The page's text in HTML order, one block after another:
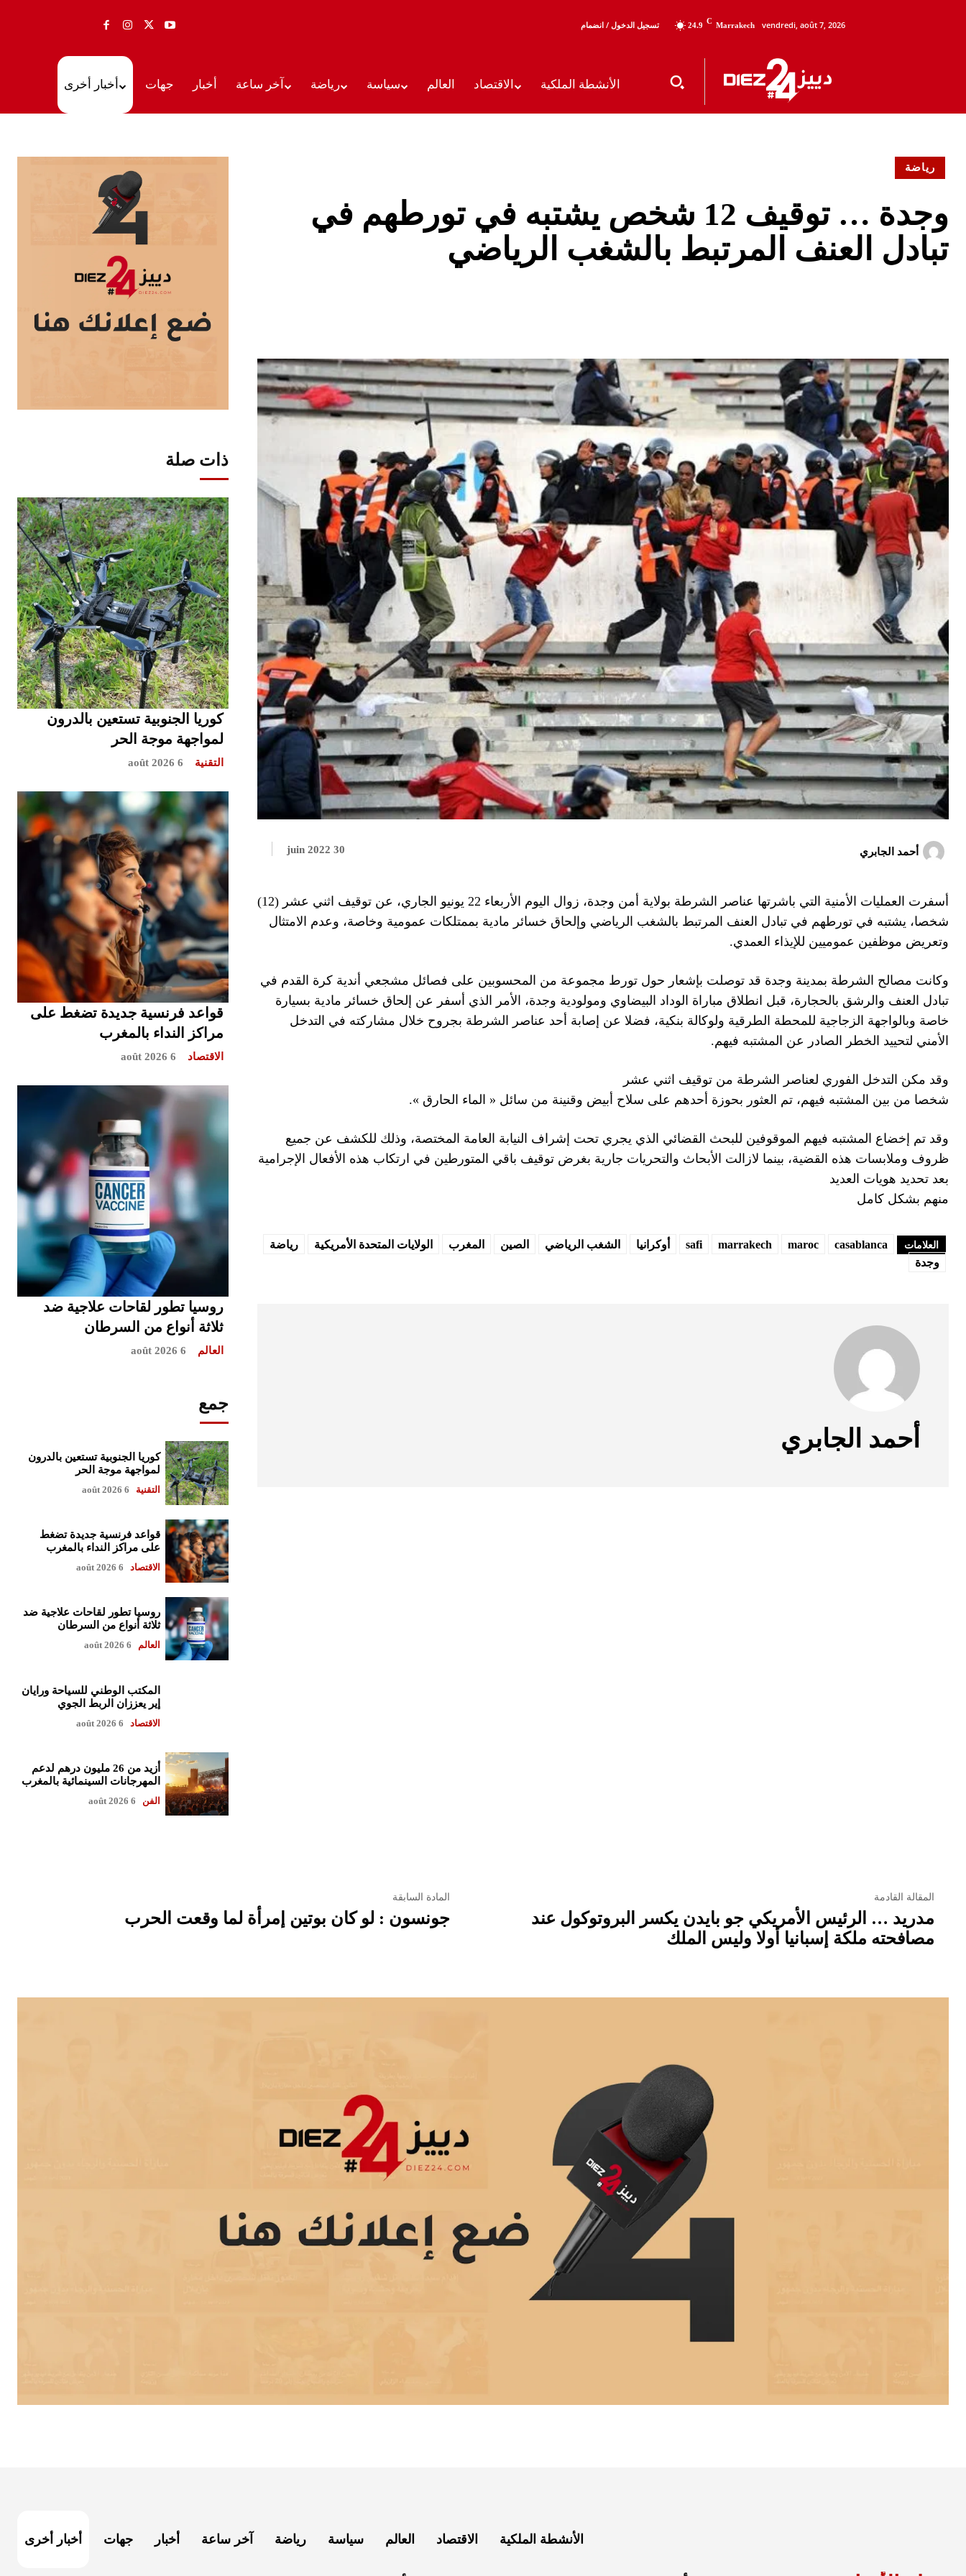
تسجيل الدخول / انضمام 24.9 C Marrakech vendredi, août 7, 2026
أخبار أخرى جهات أخبار آخر ساعة رياضة سياسة العالم الاقتصاد الأنشطة الملكية
ذات صلة
كوريا الجنوبية تستعين بالدرون
لمواجهة موجة الحر
التقنية 6 août 2026
قواعد فرنسية جديدة تضغط على
مراكز النداء بالمغرب
الاقتصاد 6 août 2026
روسيا تطور لقاحات علاجية ضد
ثلاثة أنواع من السرطان
العالم 6 août 2026
جمع
كوريا الجنوبية تستعين بالدرون
لمواجهة موجة الحر
التقنية 6 août 2026
قواعد فرنسية جديدة تضغط
على مراكز النداء بالمغرب
الاقتصاد 6 août 2026
روسيا تطور لقاحات علاجية ضد
ثلاثة أنواع من السرطان
العالم 6 août 2026
المكتب الوطني للسياحة ورايان
إير يعززان الربط الجوي
الاقتصاد 6 août 2026
أزيد من 26 مليون درهم لدعم
المهرجانات السينمائية بالمغرب
الفن 6 août 2026
رياضة
وجدة … توقيف 12 شخص يشتبه في تورطهم في
تبادل العنف المرتبط بالشغب الرياضي
30 juin 2022 أحمد الجابري
أسفرت العمليات الأمنية التي باشرتها عناصر الشرطة بولاية أمن وجدة، زوال اليوم الأربعاء 22 يونيو الجاري، عن توقيف اثني عشر (12)
شخصا، يشتبه في تورطهم في تبادل العنف المرتبط بالشغب الرياضي وإلحاق خسائر مادية بممتلكات عمومية وخاصة، وعدم الامتثال
وتعريض موظفين عموميين للإيذاء العمدي.
وكانت مصالح الشرطة بمدينة وجدة قد توصلت بإشعار حول تورط مجموعة من المحسوبين على فصائل مشجعي أندية كرة القدم في
تبادل العنف والرشق بالحجارة، قبل انطلاق مباراة الوداد البيضاوي ومولودية وجدة، الأمر الذي أسفر عن إلحاق خسائر مادية بسيارة
خاصة وبالواجهة الزجاجية للمحطة الطرقية ولوكالة بنكية، فضلا عن إصابة أحد عناصر الشرطة بجروح خلال مشاركته في التدخل
الأمني لتحييد الخطر الصادر عن المشتبه فيهم.
وقد مكن التدخل الفوري لعناصر الشرطة من توقيف اثني عشر
شخصا من بين المشتبه فيهم، تم العثور بحوزة أحدهم على سلاح أبيض وقنينة من سائل « الماء الحارق ».
وقد تم إخضاع المشتبه فيهم الموقوفين للبحث القضائي الذي يجري تحت إشراف النيابة العامة المختصة، وذلك للكشف عن جميع
ظروف وملابسات هذه القضية، بينما لازالت الأبحاث والتحريات جارية بغرض توقيف باقي المتورطين في ارتكاب هذه الأفعال الإجرامية
بعد تحديد هويات العديد
منهم بشكل كامل
العلامات casablanca
maroc
marrakech
safi أوكرانيا الشغب الرياضي الصين المغرب الولايات المتحدة الأمريكية
رياضة
وجدة
أحمد الجابري
المادة السابقة
جونسون : لو كان بوتين إمرأة لما وقعت الحرب
المقالة القادمة
مدريد … الرئيس الأمريكي جو بايدن يكسر البروتوكول عند
مصافحته ملكة إسبانيا أولا وليس الملك
أخبار أخرى جهات أخبار آخر ساعة رياضة سياسة العالم الاقتصاد الأنشطة الملكية